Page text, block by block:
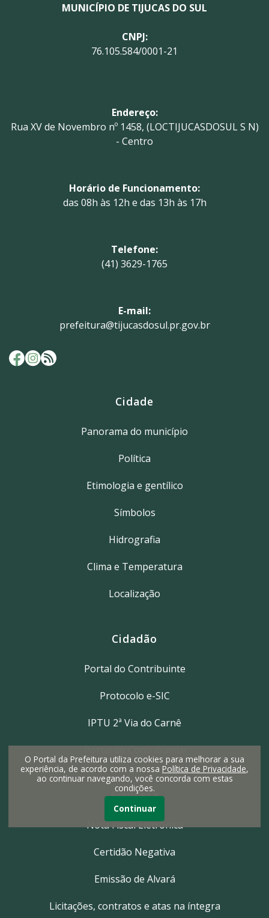
MUNICÍPIO DE TIJUCAS DO SUL
CNPJ:
76.105.584/0001-21
Endereço:
Rua XV de Novembro nº 1458, (LOCTIJUCASDOSUL S N)
- Centro
Horário de Funcionamento:
das 08h às 12h e das 13h às 17h
Telefone:
(41) 3629-1765
E-mail:
prefeitura@tijucasdosul.pr.gov.br
Cidade
Panorama do município
Política
Etimologia e gentílico
Símbolos
Hidrografia
Clima e Temperatura
Localização
Cidadão
Portal do Contribuinte
Protocolo e-SIC
IPTU 2ª Via do Carnê
Portal do Contribuinte
Empresa
Nota Fiscal Eletrônica
Certidão Negativa
Emissão de Alvará
Licitações, contratos e atas na íntegra
O Portal da Prefeitura utiliza cookies para melhorar a sua
experiência, de acordo com a nossa Política de Privacidade,
ao continuar navegando, você concorda com estas
condições.
Continuar